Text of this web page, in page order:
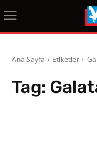
Ana Sayfa Etiketler
Tag: